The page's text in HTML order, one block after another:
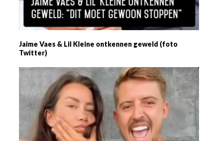
Jaime Vaes & Lil Kleine ontkennen geweld (foto
Twitter)